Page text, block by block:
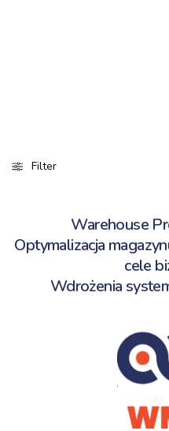
Filter
Warehouse
Optymalizacja
cele
Wdrożenia